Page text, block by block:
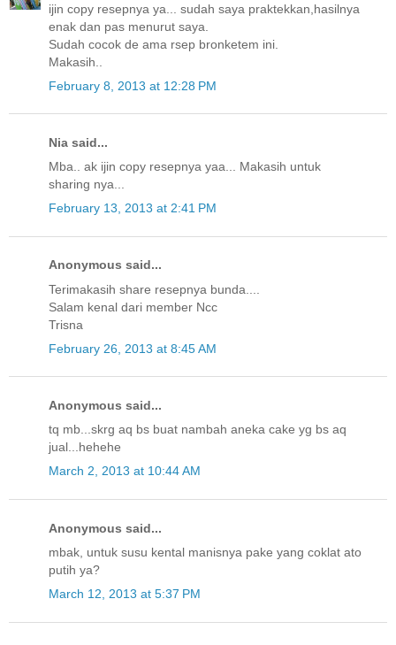
ijin copy resepnya ya... sudah saya praktekkan,hasilnya
enak dan pas menurut saya.
Sudah cocok de ama rsep bronketem ini.
Makasih..
February 8, 2013 at 12:28 PM
Nia said...
Mba.. ak ijin copy resepnya yaa... Makasih untuk
sharing nya...
February 13, 2013 at 2:41 PM
Anonymous said...
Terimakasih share resepnya bunda....
Salam kenal dari member Ncc
Trisna
February 26, 2013 at 8:45 AM
Anonymous said...
tq mb...skrg aq bs buat nambah aneka cake yg bs aq
jual...hehehe
March 2, 2013 at 10:44 AM
Anonymous said...
mbak, untuk susu kental manisnya pake yang coklat ato
putih ya?
March 12, 2013 at 5:37 PM